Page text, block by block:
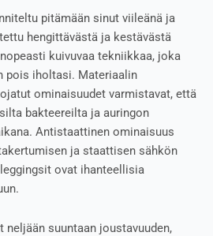
pitämään sinut viileänä ja
hengittävästä ja kestävästä
kuivuvaa tekniikkaa, joka
pois iholtasi. Materiaalin
ominaisuudet varmistavat, että
bakteereilta ja auringon
Antistaattinen ominaisuus
ja staattisen sähkön
ovat ihanteellisia
neljään suuntaan joustavuuden,